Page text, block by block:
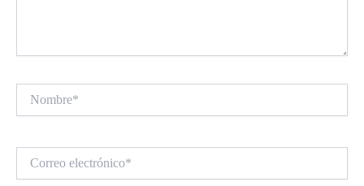
electrónico*